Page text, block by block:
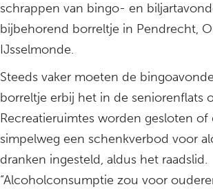
schrappen van bingo- en
bijbehorend borreltje in Pendrecht,
IJsselmonde.
Steeds vaker moeten de
borreltje erbij het in de seniorenflats
Recreatieruimtes worden gesloten of
simpelweg een schenkverbod voor
dranken ingesteld, aldus het raadslid.
“Alcoholconsumptie zou voor